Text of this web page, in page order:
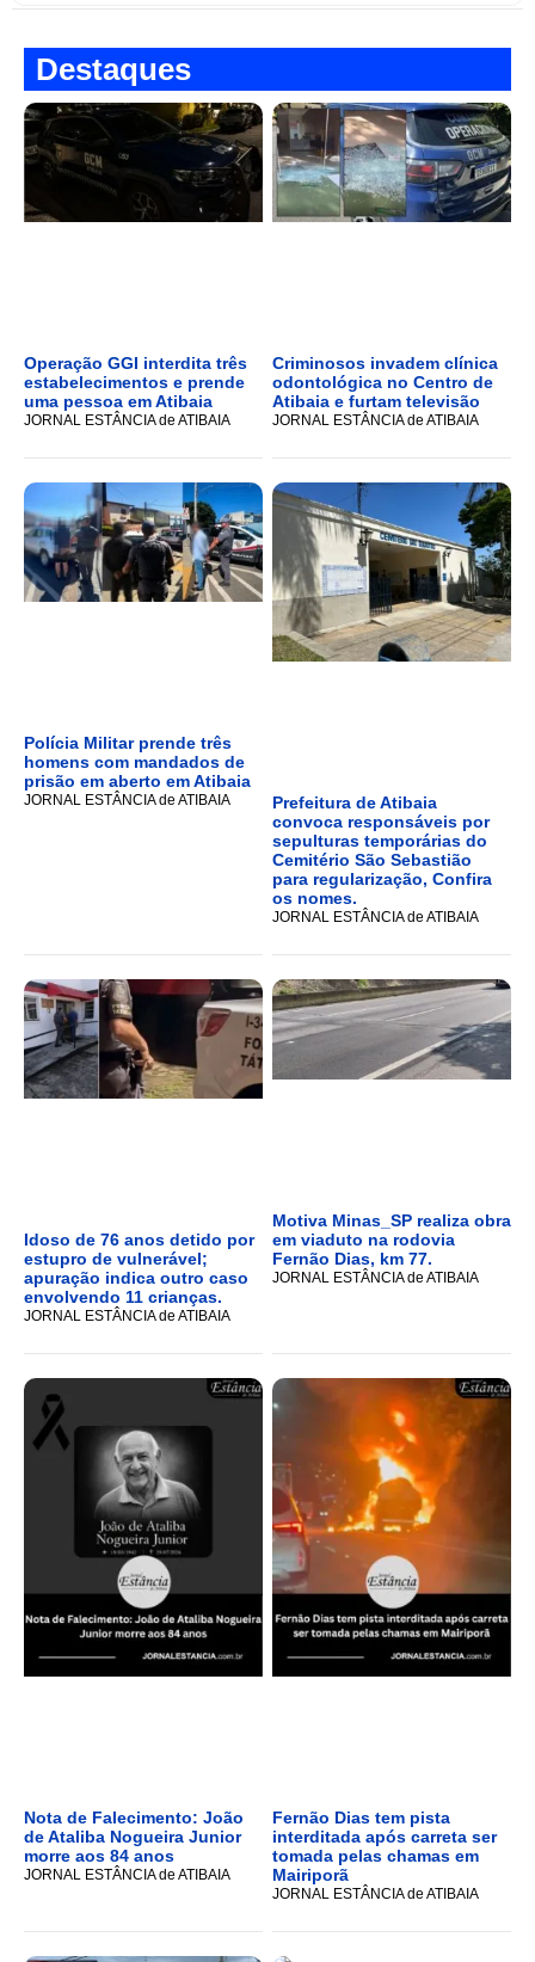
Destaques
Operação GGI interdita três
estabelecimentos e prende
uma pessoa em Atibaia
JORNAL ESTÂNCIA de ATIBAIA
Criminosos invadem clínica
odontológica no Centro de
Atibaia e furtam televisão
JORNAL ESTÂNCIA de ATIBAIA
Polícia Militar prende três
homens com mandados de
prisão em aberto em Atibaia
JORNAL ESTÂNCIA de ATIBAIA
Prefeitura de Atibaia
convoca responsáveis por
sepulturas temporárias do
Cemitério São Sebastião
para regularização, Confira
os nomes.
JORNAL ESTÂNCIA de ATIBAIA
Idoso de 76 anos detido por
estupro de vulnerável;
apuração indica outro caso
envolvendo 11 crianças.
JORNAL ESTÂNCIA de ATIBAIA
Motiva Minas_SP realiza obra
em viaduto na rodovia
Fernão Dias, km 77.
JORNAL ESTÂNCIA de ATIBAIA
Nota de Falecimento: João
de Ataliba Nogueira Junior
morre aos 84 anos
JORNAL ESTÂNCIA de ATIBAIA
Fernão Dias tem pista
interditada após carreta ser
tomada pelas chamas em
Mairiporã
JORNAL ESTÂNCIA de ATIBAIA